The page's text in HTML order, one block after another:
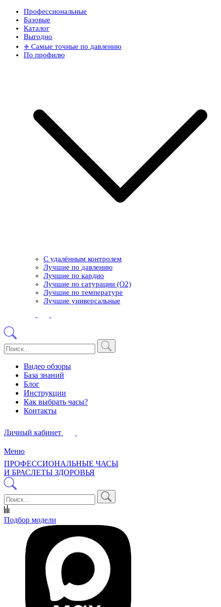
Профессиональные
Базовые
Каталог
Выгодно
𖦏 Самые точные по давлению
По профилю
С удалённым контролем
Лучшие по давлению
Лучшие по кардио
Лучшие по сатурации (О2)
Лучшие по температуре
Лучшие универсальные
Видео обзоры
База знаний
Блог
Инструкции
Как выбрать часы?
Контакты
Личный кабинет
Меню
ПРОФЕССИОНАЛЬНЫЕ ЧАСЫ
И БРАСЛЕТЫ ЗДОРОВЬЯ
Подбор модели